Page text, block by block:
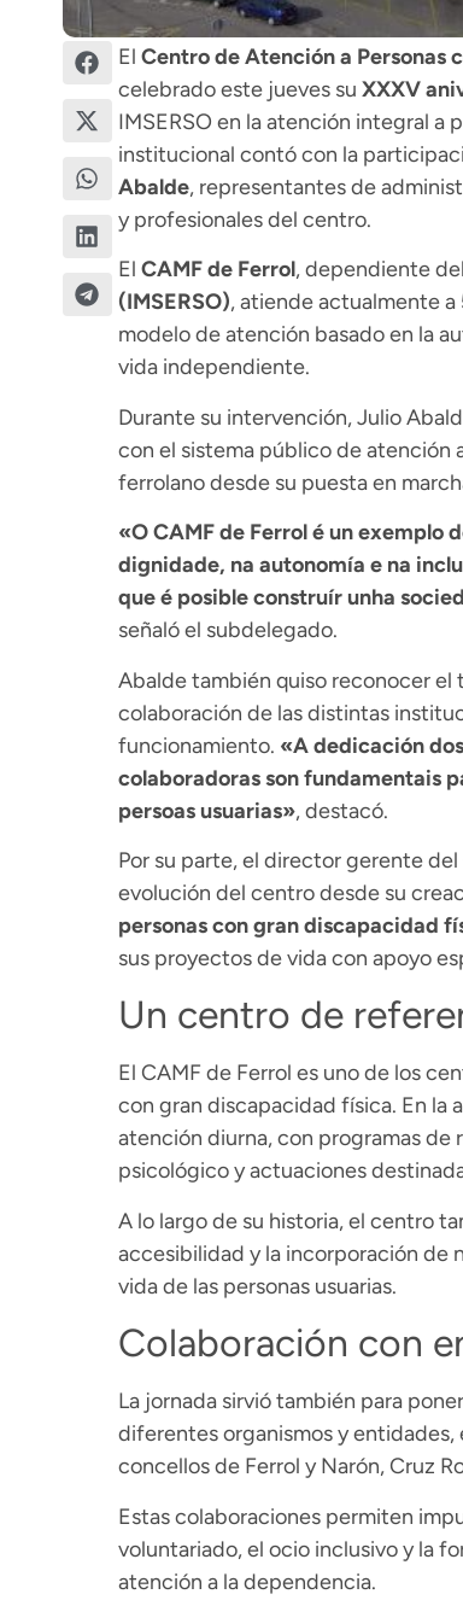
El Centro de Atención a Personas
celebrado este jueves su XXXV
IMSERSO en la atención integral a
institucional contó con la
Abalde, representantes de
y profesionales del centro.
El CAMF de Ferrol, dependiente del
(IMSERSO), atiende actualmente a
modelo de atención basado en la
vida independiente.
Durante su intervención, Julio
con el sistema público de atención
ferrolano desde su puesta en
«O CAMF de Ferrol é un exemplo
dignidade, na autonomía e na
que é posible construír unha
señaló el subdelegado.
Abalde también quiso reconocer el
colaboración de las distintas
funcionamiento. «A dedicación
colaboradoras son fundamentais
persoas usuarias», destacó.
Por su parte, el director gerente del
evolución del centro desde su
personas con gran discapacidad
sus proyectos de vida con apoyo
Un centro de
El CAMF de Ferrol es uno de los
con gran discapacidad física. En la
atención diurna, con programas
psicológico y actuaciones
A lo largo de su historia, el centro
accesibilidad y la incorporación de
vida de las personas usuarias.
Colaboración con
La jornada sirvió también para
diferentes organismos y entidades,
concellos de Ferrol y Narón, Cruz
Estas colaboraciones permiten
voluntariado, el ocio inclusivo y la
atención a la dependencia.